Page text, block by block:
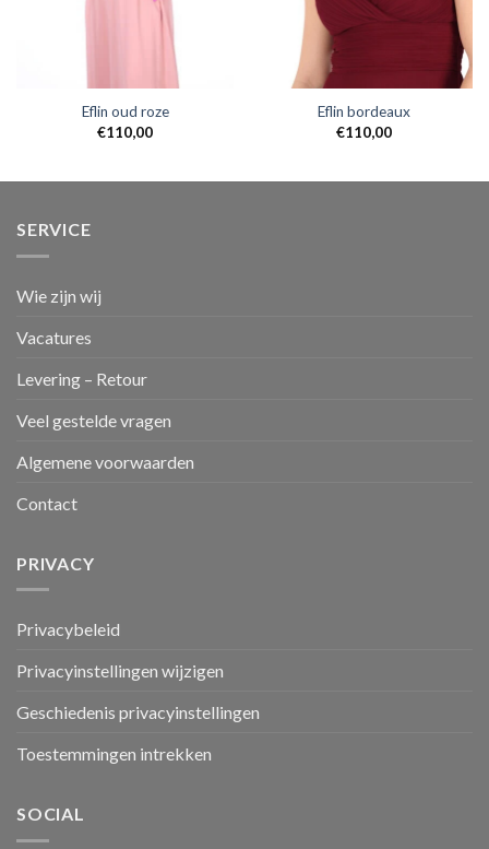
Eflin oud roze
€110,00
Eflin bordeaux
€110,00
SERVICE
Wie zijn wij
Vacatures
Levering – Retour
Veel gestelde vragen
Algemene voorwaarden
Contact
PRIVACY
Privacybeleid
Privacyinstellingen wijzigen
Geschiedenis privacyinstellingen
Toestemmingen intrekken
SOCIAL